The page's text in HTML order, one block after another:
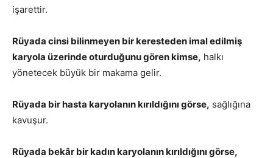
işarettir.
Rüyada cinsi bilinmeyen bir keresteden imal edilmiş
karyola üzerinde oturduğunu gören kimse, halkı
yönetecek büyük bir makama gelir.
Rüyada bir hasta karyolanın kırıldığını görse, sağlığına
kavuşur.
Rüyada bekâr bir kadın karyolanın kırıldığını görse,